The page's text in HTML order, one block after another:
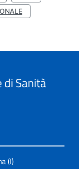
Sanità
(I)